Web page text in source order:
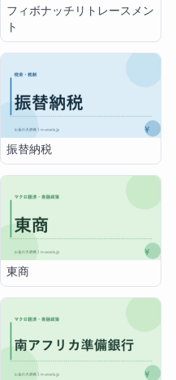
フィボナッチリトレースメン
ト
振替納税
東商